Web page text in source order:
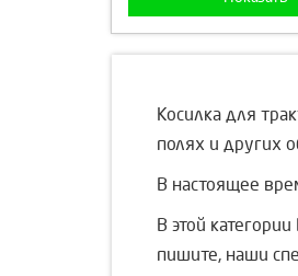
Косилка для
полях и других
В настоящее
В этой
пишите, наши